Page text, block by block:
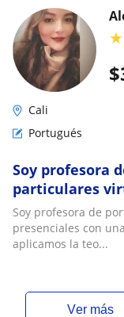
$
★
Cali
Portugués
Soy profesora
particulares
metodología
aplicamos la
más que él
Soy profesora de
presenciales con
aplicamos la teo...
ver más